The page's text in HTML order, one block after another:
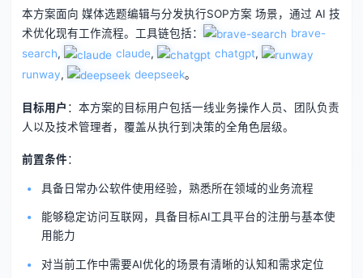
本方案面向 媒体选题编辑与分发执行SOP方案 场景，通过 AI 技
术优化现有工作流程。工具链包括：
brave-
search, claude, chatgpt,
runway, deepseek。
目标用户 ：本方案的目标用户包括一线业务操作人员、团队负责
人以及技术管理者，覆盖从执行到决策的全角色层级。
前置条件：
具备日常办公软件使用经验，熟悉所在领域的业务流程
能够稳定访问互联网，具备目标AI工具平台的注册与基本使
用能力
对当前工作中需要AI优化的场景有清晰的认知和需求定位